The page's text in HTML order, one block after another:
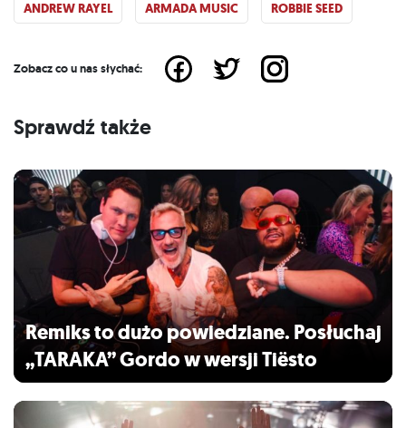
ANDREW RAYEL ARMADA MUSIC ROBBIE SEED
Zobacz co u nas słychać:
Sprawdź także
Remiks to dużo powiedziane. Posłuchaj
„TARAKA” Gordo w wersji Tiësto